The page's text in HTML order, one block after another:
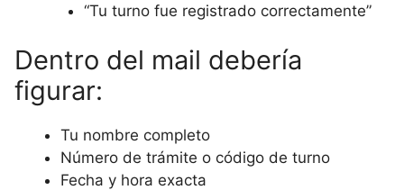
“Tu turno fue registrado correctamente”
Dentro del mail debería
figurar:
Tu nombre completo
Número de trámite o código de turno
Fecha y hora exacta